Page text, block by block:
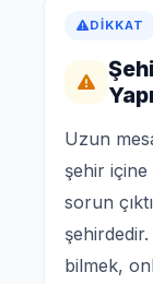
DIKKAT
Uzun
şehir
sorun
bilmek,